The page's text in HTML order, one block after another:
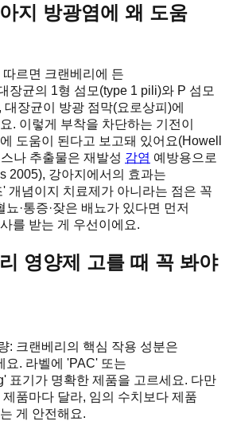
지 방광염에 왜 도움
르면 크랜베리에 든
장균의 1형 섬모(type 1 pili)와 P 섬모
장균이 방광 점막(요로상피)에
. 이렇게 부착을 차단하는 기전이
도움이 된다고 보고돼 있어요(Howell
나 추출물은 재발성 감염 예방용으로
2005), 강아지에서의 효과는
개념이지 치료제가 아니라는 점은 꼭
·통증·잦은 배뇨가 있다면 먼저
를 받는 게 우선이에요.
영양제 고를 때 꼭 봐야
: 크랜베리의 핵심 작용 성분은
요. 라벨에 'PAC' 또는
표기가 명확한 제품을 고르세요. 다만
품마다 달라, 임의 수치보다 제품
게 안전해요.